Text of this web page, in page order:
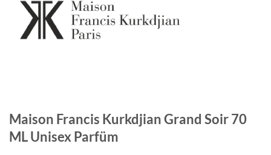
Maison Francis Kurkdjian Grand Soir 70
ML Unisex Parfüm